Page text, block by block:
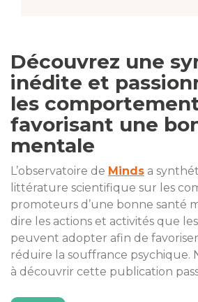
Découvrez une
inédite et
les
favorisant une
mentale
L’observatoire de Minds a
littérature scientifique sur les
promoteurs d’une bonne santé
dire les actions et activités que
peuvent adopter afin de
réduire la souffrance psychique.
à découvrir cette publication